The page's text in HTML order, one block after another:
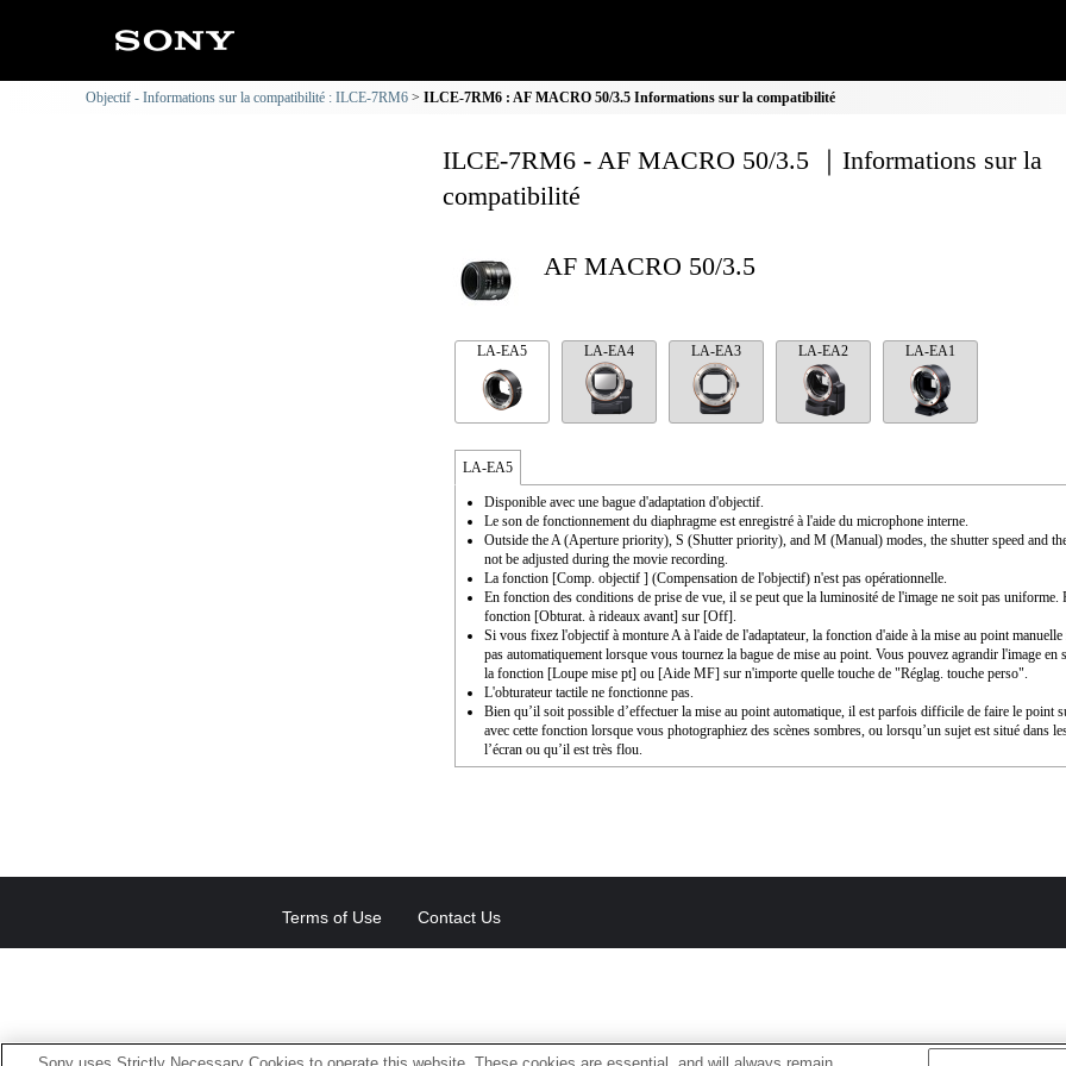
Objectif - Informations sur la compatibilité : ILCE-7RM6 ILCE-7RM6 : AF MACRO 50/3.5 Informations sur la compatibilité
ILCE-7RM6 - AF MACRO 50/3.5 ｜Informations sur la
compatibilité
AF MACRO 50/3.5
LA-EA5 LA-EA4 LA-EA3 LA-EA2 LA-EA1
LA-EA5
Disponible avec une bague d'adaptation d'objectif.
Le son de fonctionnement du diaphragme est enregistré à l'aide du microphone interne.
Outside the A (Aperture priority), S (Shutter priority), and M (Manual) modes, the shutter speed and
not be adjusted during the movie recording.
La fonction [Comp. objectif ] (Compensation de l'objectif) n'est pas opérationnelle.
En fonction des conditions de prise de vue, il se peut que la luminosité de l'image ne soit pas uniforme.
fonction [Obturat. à rideaux avant] sur [Off].
Si vous fixez l'objectif à monture A à l'aide de l'adaptateur, la fonction d'aide à la mise au point
pas automatiquement lorsque vous tournez la bague de mise au point. Vous pouvez agrandir l'image en
la fonction [Loupe mise pt] ou [Aide MF] sur n'importe quelle touche de "Réglag. touche perso".
L'obturateur tactile ne fonctionne pas.
Bien qu’il soit possible d’effectuer la mise au point automatique, il est parfois difficile de faire le point
avec cette fonction lorsque vous photographiez des scènes sombres, ou lorsqu’un sujet est situé dans
l’écran ou qu’il est très flou.
Terms of Use Contact Us